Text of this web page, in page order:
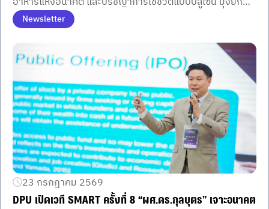
ระดับการดูแลสุขภาพเชิงป้องกัน พร้อมต่อยอดสู่นวัตกรรม
สุขภาพตอบโจทย์ผู้บริโภคและภาคธุรกิจ
Newsletter
23 กรกฎาคม 2569
DPU เปิดเวที SMART ครั้งที่ 8 “ผศ.ดร.กุลบุตร” เจาะอนาคต